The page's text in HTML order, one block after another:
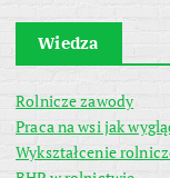
Wiedza
Rolnicze zawody
Praca na wsi jak
Wykształcenie